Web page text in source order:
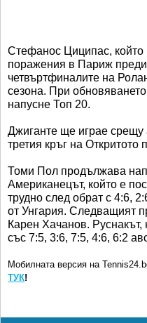
Стефанос Циципас,
поражения в Париж
четвъртфиналите на
сезона. При
напусне Топ 20.
Джиганте ще играе
третия кръг на
Томи Пол продължава
Американецът, който е
трудно след обрат с 4:6,
от Унгария. Следващият
Карен Хачанов.
със 7:5, 3:6, 7:5, 4:6, 6:2
Мобилната версия на
ТУК!